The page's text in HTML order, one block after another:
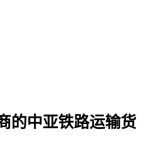
的中亚铁路运输货